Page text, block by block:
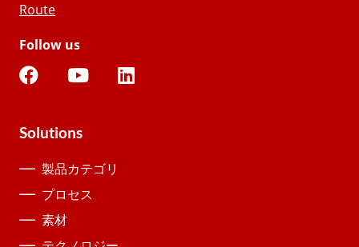
Route
Follow us
Solutions
製品カテゴリ
プロセス
素材